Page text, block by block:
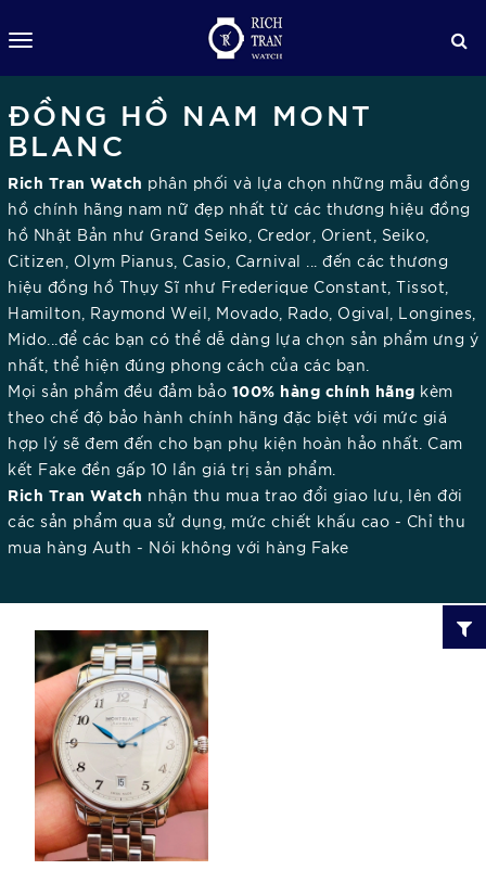
ĐỒNG HỒ NAM MONT
BLANC
Rich Tran Watch phân phối và lựa chọn những mẫu đồng
hồ chính hãng nam nữ đẹp nhất từ các thương hiệu đồng
hồ Nhật Bản như Grand Seiko, Credor, Orient, Seiko,
Citizen, Olym Pianus, Casio, Carnival ... đến các thương
hiệu đồng hồ Thụy Sĩ như Frederique Constant, Tissot,
Hamilton, Raymond Weil, Movado, Rado, Ogival, Longines,
Mido...để các bạn có thể dễ dàng lựa chọn sản phẩm ưng ý
nhất, thể hiện đúng phong cách của các bạn.
Mọi sản phẩm đều đảm bảo 100% hàng chính hãng kèm
theo chế độ bảo hành chính hãng đặc biệt với mức giá
hợp lý sẽ đem đến cho bạn phụ kiện hoàn hảo nhất. Cam
kết Fake đền gấp 10 lần giá trị sản phẩm.
Rich Tran Watch nhận thu mua trao đổi giao lưu, lên đời
các sản phẩm qua sử dụng, mức chiết khấu cao - Chỉ thu
mua hàng Auth - Nói không với hàng Fake